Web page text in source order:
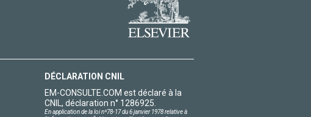
DÉCLARATION CNIL
EM-CONSULTE.COM est déclaré à la
CNIL, déclaration n° 1286925.
En application de la loi nº78-17 du 6 janvier 1978 relative à